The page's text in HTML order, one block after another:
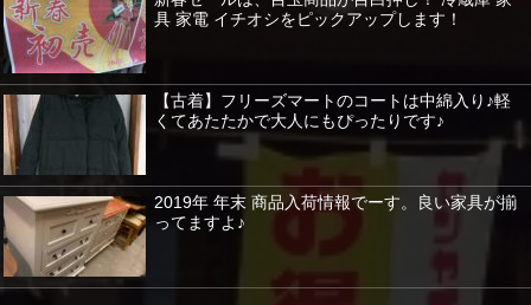
具 家電 イチオシをピックアップします！
【古着】フリーズマートのコートは中綿入り♪軽
くてあたたかで大人にもぴったりです♪
2019年 年末 商品入荷情報でーす。良い家具が揃
ってますよ♪